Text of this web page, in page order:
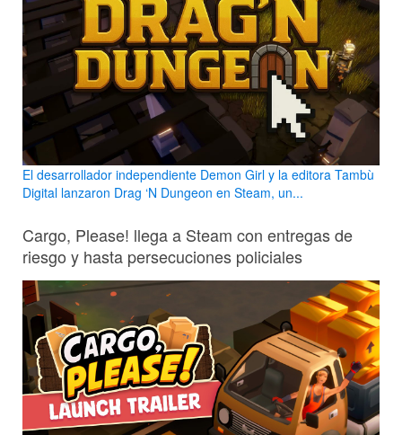
El desarrollador independiente Demon Girl y la editora Tambù
Digital lanzaron Drag ‘N Dungeon en Steam, un...
Cargo, Please! llega a Steam con entregas de
riesgo y hasta persecuciones policiales